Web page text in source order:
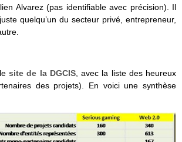
Alvarez (pas identifiable avec précision). Il
quelqu’un du secteur privé, entrepreneur,
lesite de la DGCIS, avec la liste des heureux
des projets). En voici une synthèse